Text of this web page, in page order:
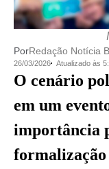
PorRedação Notícia
26/03/2026 Atualizado às
O cenário
em um
importância